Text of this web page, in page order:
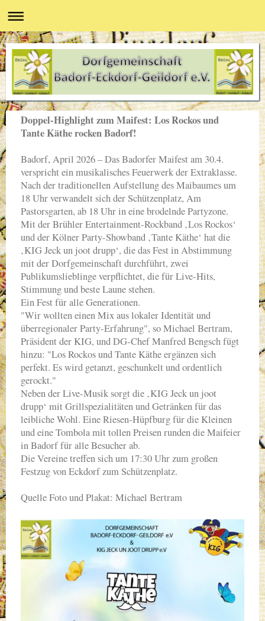
Doppel-Highlight zum Maifest: Los Rockos und
Tante Käthe rocken Badorf!
Badorf, April 2026 – Das Badorfer Maifest am 30.4.
verspricht ein musikalisches Feuerwerk der Extraklasse.
Nach der traditionellen Aufstellung des Maibaumes um
18 Uhr verwandelt sich der Schützenplatz, Am
Pastorsgarten, ab 18 Uhr in eine brodelnde Partyzone.
Mit der Brühler Entertainment-Rockband ‚Los Rockos‘
und der Kölner Party-Showband ‚Tante Käthe‘ hat die
‚KIG Jeck un joot drupp‘, die das Fest in Abstimmung
mit der Dorfgemeinschaft durchführt, zwei
Publikumslieblinge verpflichtet, die für Live-Hits,
Stimmung und beste Laune stehen.
Ein Fest für alle Generationen.
"Wir wollten einen Mix aus lokaler Identität und
überregionaler Party-Erfahrung", so Michael Bertram,
Präsident der KIG, und DG-Chef Manfred Bengsch fügt
hinzu: "Los Rockos und Tante Käthe ergänzen sich
perfekt. Es wird getanzt, geschunkelt und ordentlich
gerockt."
Neben der Live-Musik sorgt die ‚KIG Jeck un joot
drupp‘ mit Grillspezialitäten und Getränken für das
leibliche Wohl. Eine Riesen-Hüpfburg für die Kleinen
und eine Tombola mit tollen Preisen runden die Maifeier
in Badorf für alle Besucher ab.
Die Vereine treffen sich um 17:30 Uhr zum großen
Festzug von Eckdorf zum Schützenplatz.
Quelle Foto und Plakat: Michael Bertram